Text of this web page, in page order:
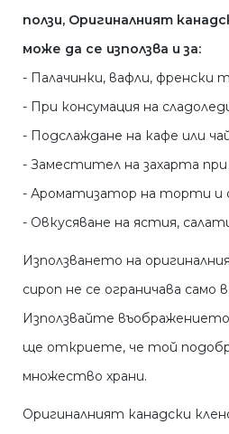
ползи, Оригиналният
може да се използва и за:
- Палачинки, вафли, френски
- При консумация на
- Подслаждане на кафе или
- Заместител на захарта при
- Ароматизатор на торти и
- Овкусяване на ястия,
Използването на
сироп не се ограничава само
Използвайте
ще откриете, че той
множество храни.
Оригиналният канадски